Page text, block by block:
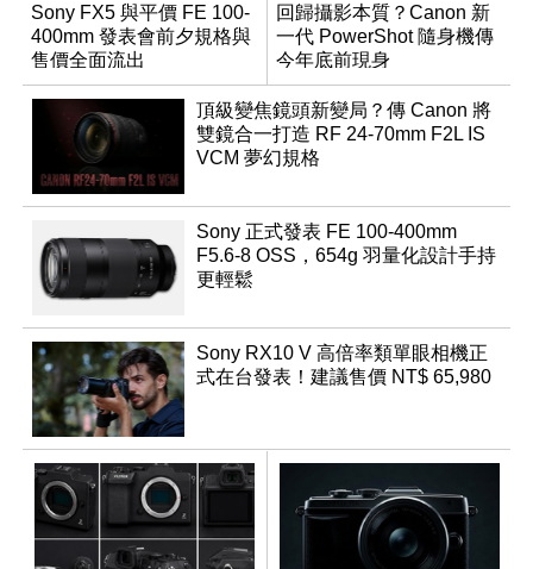
Sony FX5 與平價 FE 100-
400mm 發表會前夕規格與
售價全面流出
回歸攝影本質？Canon 新
一代 PowerShot 隨身機傳
今年底前現身
頂級變焦鏡頭新變局？傳 Canon 將
雙鏡合一打造 RF 24-70mm F2L IS
VCM 夢幻規格
Sony 正式發表 FE 100-400mm
F5.6-8 OSS，654g 羽量化設計手持
更輕鬆
Sony RX10 V 高倍率類單眼相機正
式在台發表！建議售價 NT$ 65,980